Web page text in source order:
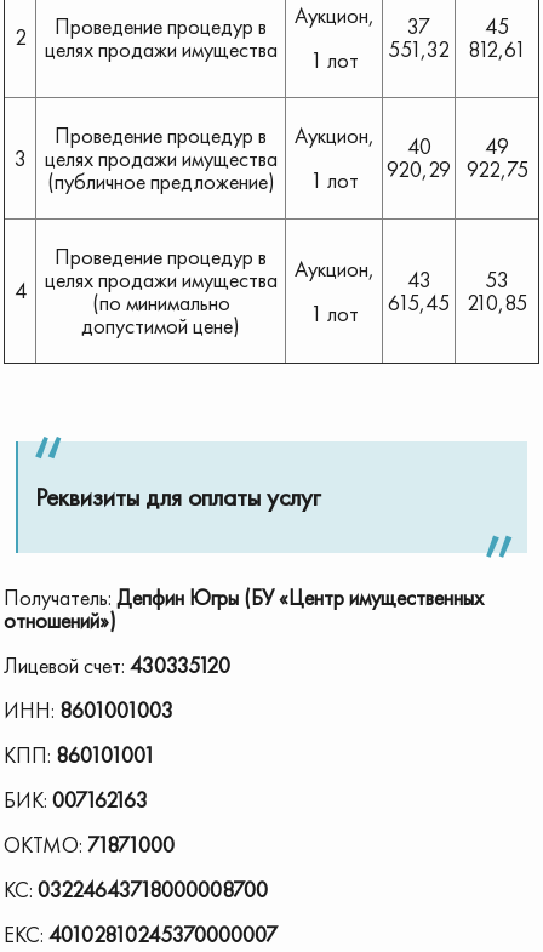
2
Проведение процедур в
целях продажи имущества
Аукцион,
1 лот
37
551,32
45
812,61
3
Проведение процедур в
целях продажи имущества
(публичное предложение)
Аукцион,
1 лот
40
920,29
49
922,75
4
Проведение процедур в
целях продажи имущества
(по минимально
допустимой цене)
Аукцион,
1 лот
43
615,45
53
210,85
Реквизиты для оплаты услуг
Получатель: Депфин Югры (БУ «Центр имущественных
отношений»)
Лицевой счет: 430335120
ИНН: 8601001003
КПП: 860101001
БИК: 007162163
ОКТМО: 71871000
КС: 03224643718000008700
ЕКС: 40102810245370000007